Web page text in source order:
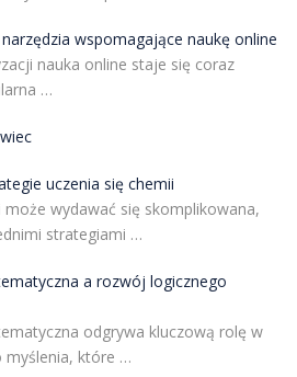
wspomagające naukę online
nauka online staje się coraz
…
uczenia się chemii
może wydawać się skomplikowana,
strategiami …
a rozwój logicznego
odgrywa kluczową rolę w
myślenia, które …